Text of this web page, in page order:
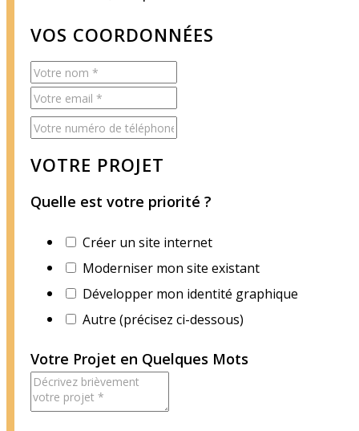
VOS COORDONNÉES
VOTRE PROJET
Quelle est votre priorité ?
Créer un site internet
Moderniser mon site existant
Développer mon identité graphique
Autre (précisez ci-dessous)
Votre Projet en Quelques Mots